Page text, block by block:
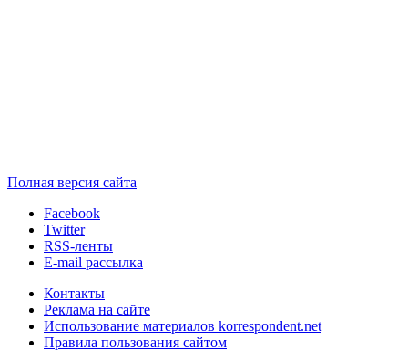
Полная версия сайта
Facebook
Twitter
RSS-ленты
E-mail рассылка
Контакты
Реклама на сайте
Использование материалов korrespondent.net
Правила пользования сайтом